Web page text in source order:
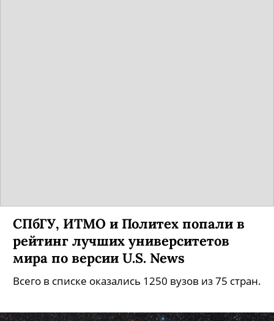
СПбГУ, ИТМО и Политех попали в
рейтинг лучших университетов
мира по версии U.S. News
Всего в списке оказались 1250 вузов из 75 стран.